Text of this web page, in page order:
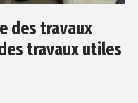
des travaux
travaux utiles